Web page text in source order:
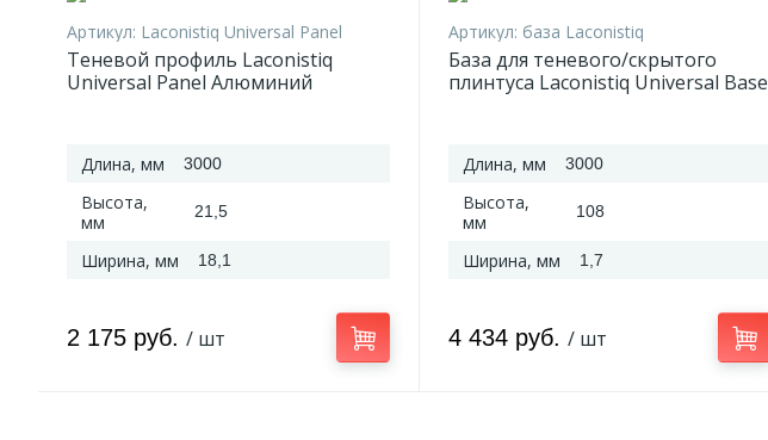
Артикул: Laconistiq Universal Panel
Теневой профиль Laconistiq
Universal Panel Алюминий
Длина, мм 3000
Высота,
мм
21,5
Ширина, мм 18,1
2 175 руб. / шт
Артикул: база Laconistiq
База для теневого/скрытого
плинтуса Laconistiq Universal Base
Длина, мм 3000
Высота,
мм
108
Ширина, мм 1,7
4 434 руб. / шт